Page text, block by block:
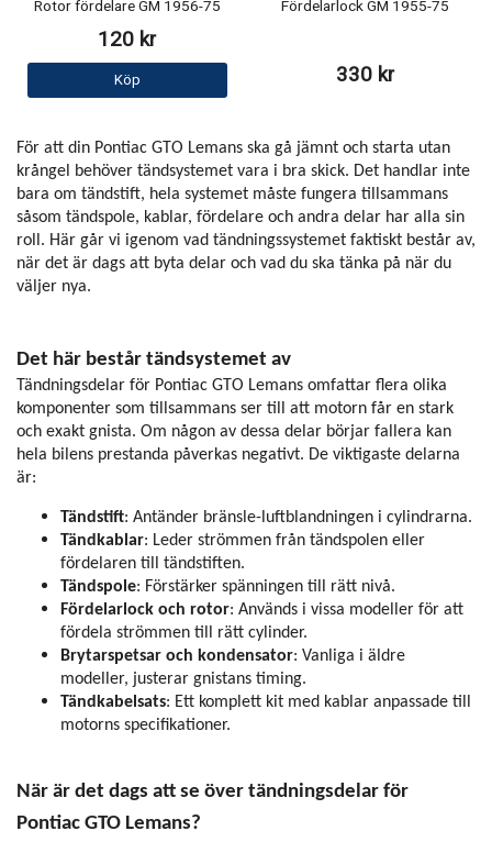
Rotor fördelare GM 1956-75
120 kr
Köp
Fördelarlock GM 1955-75
330 kr
För att din Pontiac GTO Lemans ska gå jämnt och starta utan
krångel behöver tändsystemet vara i bra skick. Det handlar inte
bara om tändstift, hela systemet måste fungera tillsammans
såsom tändspole, kablar, fördelare och andra delar har alla sin
roll. Här går vi igenom vad tändningssystemet faktiskt består av,
när det är dags att byta delar och vad du ska tänka på när du
väljer nya.
Det här består tändsystemet av
Tändningsdelar för Pontiac GTO Lemans omfattar flera olika
komponenter som tillsammans ser till att motorn får en stark
och exakt gnista. Om någon av dessa delar börjar fallera kan
hela bilens prestanda påverkas negativt. De viktigaste delarna
är:
Tändstift: Antänder bränsle-luftblandningen i cylindrarna.
Tändkablar: Leder strömmen från tändspolen eller
fördelaren till tändstiften.
Tändspole: Förstärker spänningen till rätt nivå.
Fördelarlock och rotor: Används i vissa modeller för att
fördela strömmen till rätt cylinder.
Brytarspetsar och kondensator: Vanliga i äldre
modeller, justerar gnistans timing.
Tändkabelsats: Ett komplett kit med kablar anpassade till
motorns specifikationer.
När är det dags att se över tändningsdelar för
Pontiac GTO Lemans?